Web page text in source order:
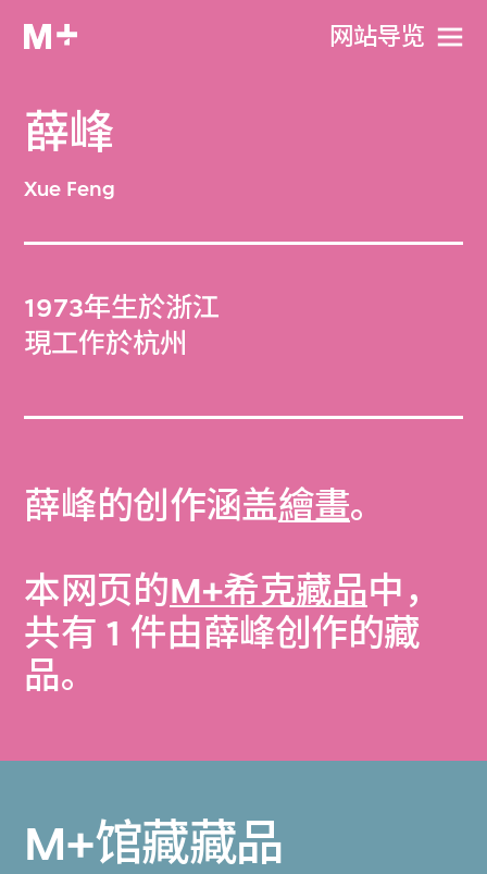
网站导览
薛峰
Xue Feng
1973年生於浙江
現工作於杭州
薛峰的创作涵盖繪畫。
本网页的M+希克藏品中，
共有 1 件由薛峰创作的藏
品。
M+馆藏藏品